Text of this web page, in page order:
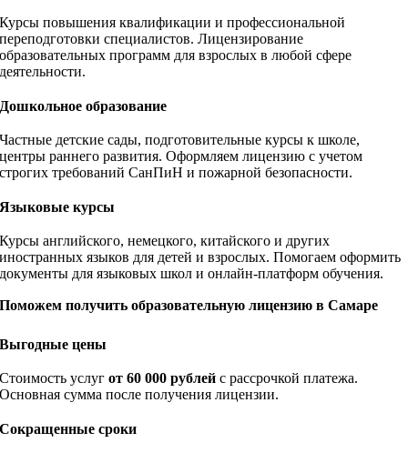
Курсы повышения квалификации и профессиональной
переподготовки специалистов. Лицензирование
образовательных программ для взрослых в любой сфере
деятельности.
Дошкольное образование
Частные детские сады, подготовительные курсы к школе,
центры раннего развития. Оформляем лицензию с учетом
строгих требований СанПиН и пожарной безопасности.
Языковые курсы
Курсы английского, немецкого, китайского и других
иностранных языков для детей и взрослых. Помогаем оформить
документы для языковых школ и онлайн-платформ обучения.
Поможем получить образовательную лицензию в Самаре
Выгодные цены
Стоимость услугот 60 000 рублей с рассрочкой платежа.
Основная сумма после получения лицензии.
Сокращенные сроки